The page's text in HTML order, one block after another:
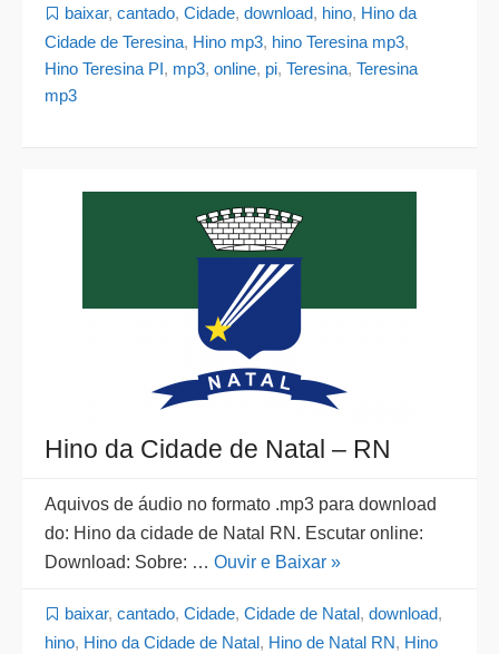
baixar, cantado, Cidade, download, hino, Hino da
Cidade de Teresina, Hino mp3, hino Teresina mp3,
Hino Teresina PI , mp3, online, pi, Teresina, Teresina
mp3
Hino da Cidade de Natal – RN
Aquivos de áudio no formato .mp3 para download
do: Hino da cidade de Natal RN. Escutar online:
Download: Sobre: … Ouvir e Baixar »
baixar, cantado, Cidade, Cidade de Natal , download,
hino, Hino da Cidade de Natal, Hino de Natal RN, Hino